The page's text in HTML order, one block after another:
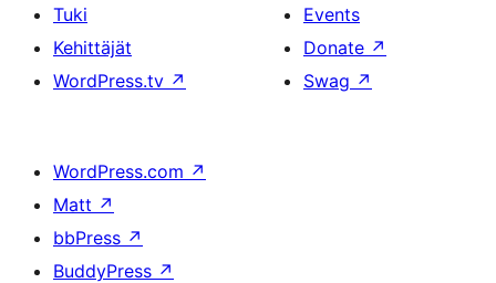
Tuki
Kehittäjät
WordPress.tv ↗
Events
Donate ↗
Swag ↗
WordPress.com ↗
Matt ↗
bbPress ↗
BuddyPress ↗